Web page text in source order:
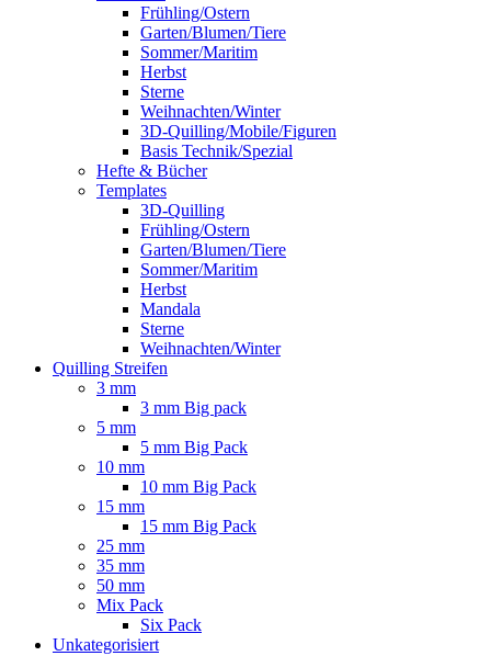
Frühling/Ostern
Garten/Blumen/Tiere
Sommer/Maritim
Herbst
Sterne
Weihnachten/Winter
3D-Quilling/Mobile/Figuren
Basis Technik/Spezial
Hefte & Bücher
Templates
3D-Quilling
Frühling/Ostern
Garten/Blumen/Tiere
Sommer/Maritim
Herbst
Mandala
Sterne
Weihnachten/Winter
Quilling Streifen
3 mm
3 mm Big pack
5 mm
5 mm Big Pack
10 mm
10 mm Big Pack
15 mm
15 mm Big Pack
25 mm
35 mm
50 mm
Mix Pack
Six Pack
Unkategorisiert